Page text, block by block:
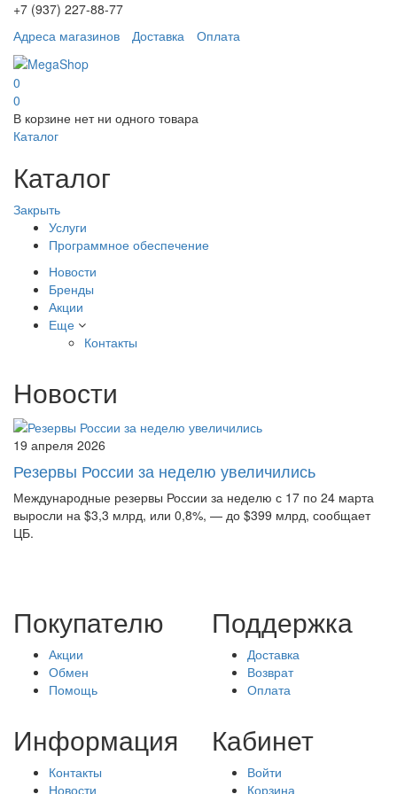
+7 (937) 227-88-77
Адреса магазинов
Доставка Оплата
0
0
В корзине нет ни одного товара
Каталог
Каталог
Закрыть
Услуги
Программное обеспечение
Новости
Бренды
Акции
Еще
Контакты
Новости
19 апреля 2026
Резервы России за неделю увеличились
Международные резервы России за неделю с 17 по 24 марта
выросли на $3,3 млрд, или 0,8%, — до $399 млрд, сообщает
ЦБ.
Покупателю
Акции
Обмен
Помощь
Поддержка
Доставка
Возврат
Оплата
Информация
Контакты
Новости
Кабинет
Войти
Корзина